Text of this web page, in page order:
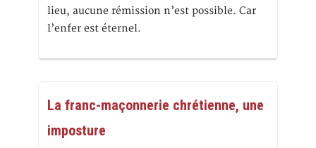
lieu, aucune rémission n’est possible. Car
l’enfer est éternel.
La franc-maçonnerie chrétienne, une
imposture